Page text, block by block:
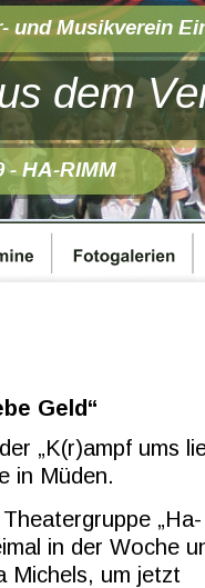
dem
Geld“
„K(r)ampf ums
in Müden.
„Ha-
in der Woche
Michels, um jetzt
- HA-RIMM
und Musikverein